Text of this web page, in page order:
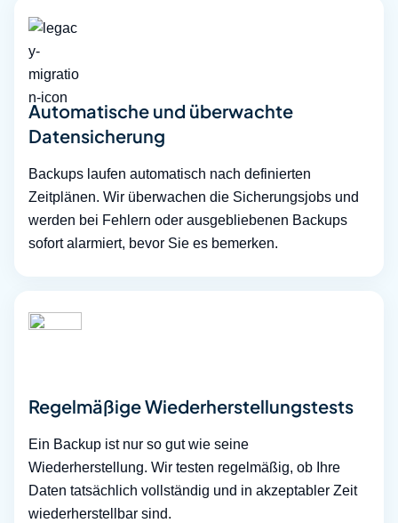
Automatische und überwachte
Datensicherung
Backups laufen automatisch nach definierten
Zeitplänen. Wir überwachen die Sicherungsjobs und
werden bei Fehlern oder ausgebliebenen Backups
sofort alarmiert, bevor Sie es bemerken.
Regelmäßige Wiederherstellungstests
Ein Backup ist nur so gut wie seine
Wiederherstellung. Wir testen regelmäßig, ob Ihre
Daten tatsächlich vollständig und in akzeptabler Zeit
wiederherstellbar sind.